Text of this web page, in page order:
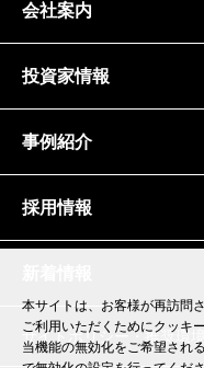
本サイトは、お客様が再訪問
ご利用いただくためにクッキ
当機能の無効化をご希望され
本サイトは、お客様が再訪問
ご利用いただくためにクッキ
当機能の無効化をご希望され
会社案内
投資家情報
事例紹介
採用情報
サイトポリシー・推奨環境